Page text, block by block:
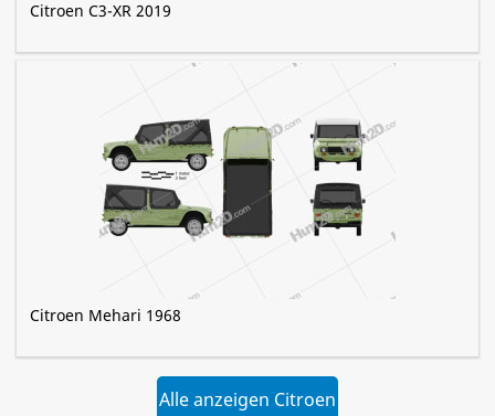
Citroen C3-XR 2019
Citroen Mehari 1968
Alle anzeigen Citroen